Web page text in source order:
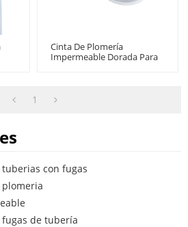
Cinta De Plomería
Impermeable Dorada Para
1
con fugas
de tubería